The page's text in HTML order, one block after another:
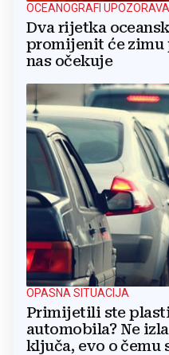
OCEANOGRAFI
Dva rijetka
promijenit će zimu
nas očekuje
OPASNA SITUACIJA
Primijetili ste
automobila? Ne
ključa, evo o čemu